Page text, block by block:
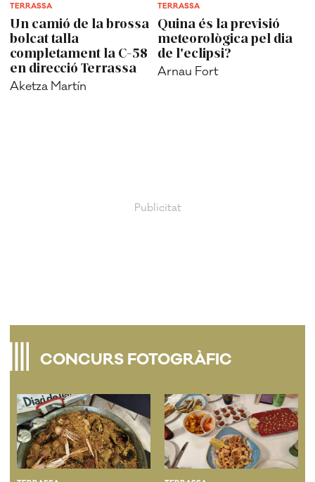
TERRASSA
Un camió de la brossa
bolcat talla
completament la C-58
en direcció Terrassa
Aketza Martín
TERRASSA
Quina és la previsió
meteorològica pel dia
de l'eclipsi?
Arnau Fort
CONCURS FOTOGRÀFIC